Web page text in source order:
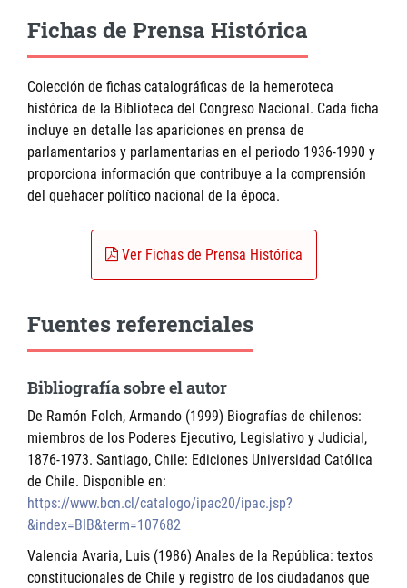
Fichas de Prensa Histórica
Colección de fichas catalográficas de la hemeroteca
histórica de la Biblioteca del Congreso Nacional. Cada ficha
incluye en detalle las apariciones en prensa de
parlamentarios y parlamentarias en el periodo 1936-1990 y
proporciona información que contribuye a la comprensión
del quehacer político nacional de la época.
Ver Fichas de Prensa Histórica
Fuentes referenciales
Bibliografía sobre el autor
De Ramón Folch, Armando (1999) Biografías de chilenos:
miembros de los Poderes Ejecutivo, Legislativo y Judicial,
1876-1973. Santiago, Chile: Ediciones Universidad Católica
de Chile. Disponible en:
https://www.bcn.cl/catalogo/ipac20/ipac.jsp?
&index=BIB&term=107682
Valencia Avaria, Luis (1986) Anales de la República: textos
constitucionales de Chile y registro de los ciudadanos que